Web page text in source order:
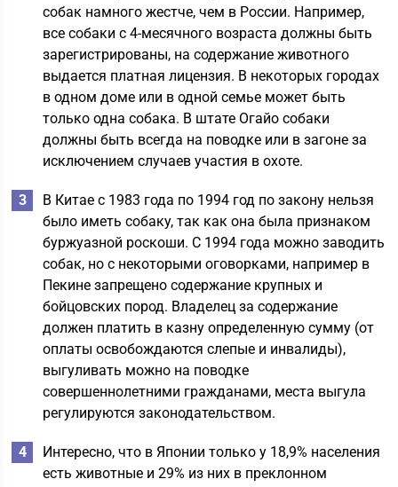
собак намного жестче, чем в России. Например,
все собаки с 4-месячного возраста должны быть
зарегистрированы, на содержание животного
выдается платная лицензия. В некоторых городах
в одном доме или в одной семье может быть
только одна собака. В штате Огайо собаки
должны быть всегда на поводке или в загоне за
исключением случаев участия в охоте.
В Китае с 1983 года по 1994 год по закону нельзя
было иметь собаку, так как она была признаком
буржуазной роскоши. С 1994 года можно заводить
собак, но с некоторыми оговорками, например в
Пекине запрещено содержание крупных и
бойцовских пород. Владелец за содержание
должен платить в казну определенную сумму (от
оплаты освобождаются слепые и инвалиды),
выгуливать можно на поводке
совершеннолетними гражданами, места выгула
регулируются законодательством.
Интересно, что в Японии только у 18,9% населения
есть животные и 29% из них в преклонном